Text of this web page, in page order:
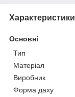
Характеристики
Основні
Тип
Матеріал
Виробник
Форма даху